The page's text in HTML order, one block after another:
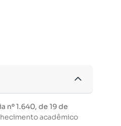
nº 1.640, de 19 de
acadêmico